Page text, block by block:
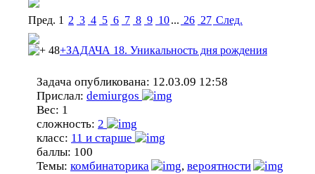
Пред. 1 2 3 4 5 6 7 8 9 10... 26 27 Cлед.
48+ЗАДАЧА 18. Уникальность дня рождения
Задача опубликована: 12.03.09 12:58
Прислал: demiurgos
Вес: 1
сложность: 2
класс: 11 и старше
баллы: 100
Темы: комбинаторика , вероятности